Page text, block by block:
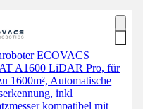
ECOVACS
A1600 LiDAR Pro, für
1600m², Automatische
inkl
kompatibel mit